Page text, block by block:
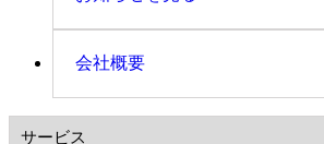
会社概要
サービス